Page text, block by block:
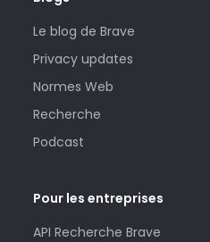
Le blog de Brave
Privacy updates
Normes Web
Recherche
Podcast
Pour les entreprises
API Recherche Brave